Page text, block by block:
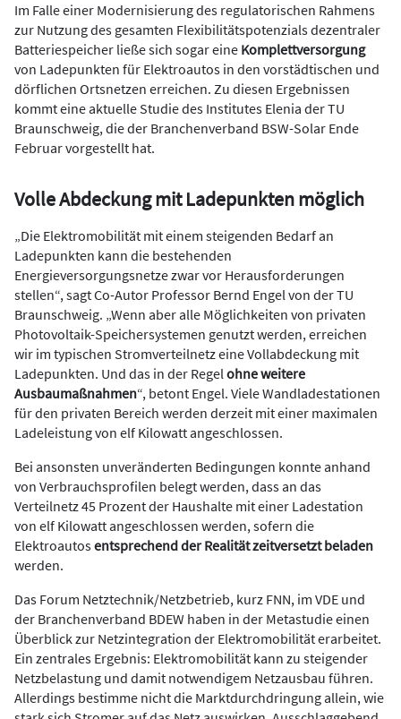
Im Falle einer Modernisierung des regulatorischen Rahmens
zur Nutzung des gesamten Flexibilitätspotenzials dezentraler
Batteriespeicher ließe sich sogar eine Komplettversorgung
von Ladepunkten für Elektroautos in den vorstädtischen und
dörflichen Ortsnetzen erreichen. Zu diesen Ergebnissen
kommt eine aktuelle Studie des Institutes Elenia der TU
Braunschweig, die der Branchenverband BSW-Solar Ende
Februar vorgestellt hat.
Volle Abdeckung mit Ladepunkten möglich
„Die Elektromobilität mit einem steigenden Bedarf an
Ladepunkten kann die bestehenden
Energieversorgungsnetze zwar vor Herausforderungen
stellen“, sagt Co-Autor Professor Bernd Engel von der TU
Braunschweig. „Wenn aber alle Möglichkeiten von privaten
Photovoltaik-Speichersystemen genutzt werden, erreichen
wir im typischen Stromverteilnetz eine Vollabdeckung mit
Ladepunkten. Und das in der Regelohne weitere
Ausbaumaßnahmen“, betont Engel. Viele Wandladestationen
für den privaten Bereich werden derzeit mit einer maximalen
Ladeleistung von elf Kilowatt angeschlossen.
Bei ansonsten unveränderten Bedingungen konnte anhand
von Verbrauchsprofilen belegt werden, dass an das
Verteilnetz 45 Prozent der Haushalte mit einer Ladestation
von elf Kilowatt angeschlossen werden, sofern die
Elektroautosentsprechend der Realität zeitversetzt beladen
werden.
Das Forum Netztechnik/Netzbetrieb, kurz FNN, im VDE und
der Branchenverband BDEW haben in der Metastudie einen
Überblick zur Netzintegration der Elektromobilität erarbeitet.
Ein zentrales Ergebnis: Elektromobilität kann zu steigender
Netzbelastung und damit notwendigem Netzausbau führen.
Allerdings bestimme nicht die Marktdurchdringung allein, wie